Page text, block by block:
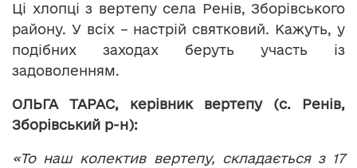
Ці хлопці з вертепу села Ренів, Зборівського
району. У всіх – настрій святковий. Кажуть, у
подібних заходах беруть участь із
задоволенням.
ОЛЬГА ТАРАС, керівник вертепу (с. Ренів,
Зборівський р-н):
«То наш колектив вертепу, складається з 17